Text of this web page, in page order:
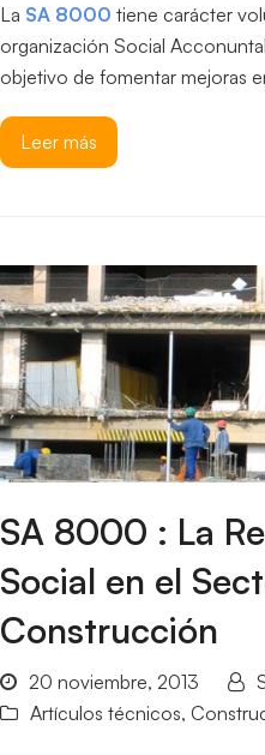
La SA 8000 tiene carácter
organización Social
objetivo de fomentar mejoras
Leer más
SA 8000 : La
Social en el
Construcción
20 noviembre, 2013
Artículos técnicos,